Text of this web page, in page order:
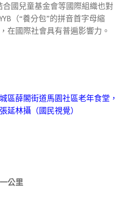
國兒童基金會等國際組織也對
（“養分包”的拼音首字母縮
在國際社會具有普遍影響力。
薛閣街道馬園社區老年食堂，
張延林攝（國民視覺）
公里